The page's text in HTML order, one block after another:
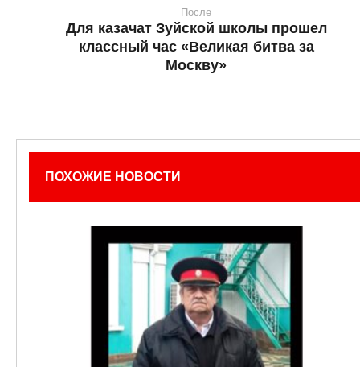
После
Для казачат Зуйской школы прошел
классный час «Великая битва за
Москву»
ПОХОЖИЕ НОВОСТИ